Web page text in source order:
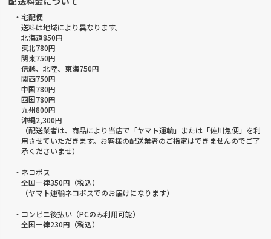
・宅配便
送料は地域により異なります。
北海道850円
東北780円
関東750円
信越、北陸、東海750円
関西750円
中国780円
四国780円
九州800円
沖縄2,300円
（配送業者は、商品により当店で「ヤマト運輸」または「佐川急便」を利
用させていただきます。お客様の配送業者のご指定はできませんのでご了
承くださいませ）
・ネコポス
全国一律350円（税込）
（ヤマト運輸ネコポスでのお届けになります）
・コンビニ後払い（PCのみ利用可能）
全国一律230円（税込）